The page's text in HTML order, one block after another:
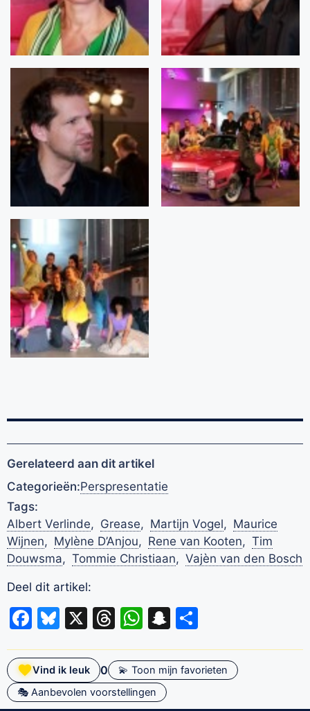
Gerelateerd aan dit artikel
Categorieën:Perspresentatie
Tags:
Albert Verlinde, Grease, Martijn Vogel, Maurice
Wijnen, Mylène D’Anjou, Rene van Kooten, Tim
Douwsma, Tommie Christiaan, Vajèn van den Bosch
Deel dit artikel:
Facebook
Bluesky
X Threads
WhatsApp
Snapchat
Vind ik leuk 0
💫 Toon mijn favorieten
🎭 Aanbevolen voorstellingen